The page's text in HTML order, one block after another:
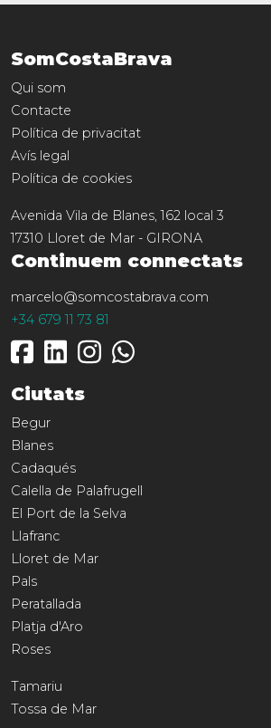
SomCostaBrava
Qui som
Contacte
Política de privacitat
Avís legal
Política de cookies
Avenida Vila de Blanes, 162 local 3
17310 Lloret de Mar - GIRONA
Continuem connectats
marcelo@somcostabrava.com
+34 679 11 73 81
Ciutats
Begur
Blanes
Cadaqués
Calella de Palafrugell
El Port de la Selva
Llafranc
Lloret de Mar
Pals
Peratallada
Platja d'Aro
Roses
Tamariu
Tossa de Mar